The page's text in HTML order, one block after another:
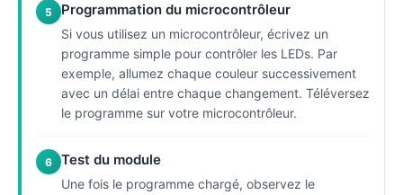
5 Programmation du microcontrôleur
Si vous utilisez un microcontrôleur, écrivez un
programme simple pour contrôler les LEDs. Par
exemple, allumez chaque couleur successivement
avec un délai entre chaque changement. Téléversez
le programme sur votre microcontrôleur.
6 Test du module
Une fois le programme chargé, observez le